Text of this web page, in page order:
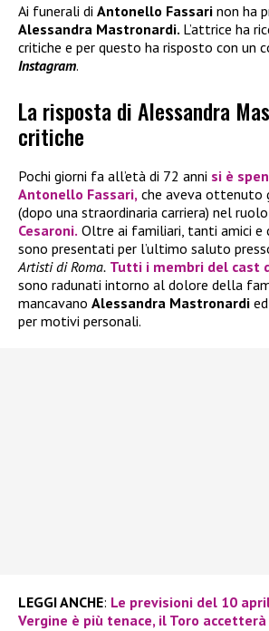
Ai funerali di Antonello Fassari non ha
Alessandra Mastronardi. L’attrice ha
critiche e per questo ha risposto con un
Instagram.
La risposta di Alessandra
critiche
Pochi giorni fa all’età di 72 anni si è
Antonello Fassari, che aveva ottenuto
(dopo una straordinaria carriera) nel
Cesaroni. Oltre ai familiari, tanti amici e
sono presentati per l’ultimo saluto
Artisti di Roma. Tutti i membri del cast
sono radunati intorno al dolore della
mancavano Alessandra Mastronardi ed
per motivi personali.
LEGGI ANCHE: Le previsioni del 10
Vergine è più tenace, il Toro